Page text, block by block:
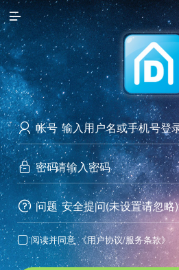

访问电脑版

 帐号
 密码
 问题 安全提问(未设置请忽略)
 阅读并同意 《用户协议/服务条款》